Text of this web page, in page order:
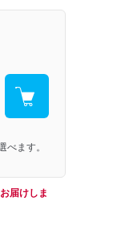
ます。
届けしま